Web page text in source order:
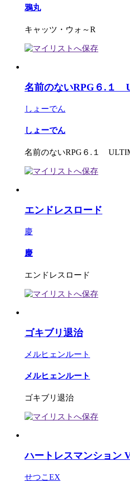
鴉丸
キャッツ・ウォ～R
名前のないRPG６.１
しょーでん
しょーでん
名前のないRPG６.１
エンドレスロード
慶
慶
エンドレスロード
ゴキブリ退治
メルヒェンルート
メルヒェンルート
ゴキブリ退治
ハートレスマンション
せつこEX